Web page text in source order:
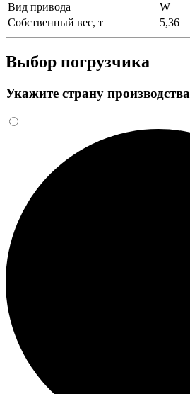
Вид привода
W
Собственный вес, т
5,36
Выбор погрузчика
Укажите страну производства